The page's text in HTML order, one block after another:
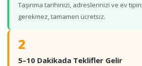
Taşınma tarihinizi, adreslerinizi ve ev
gerekmez, tamamen ücretsiz.
2
5–10 Dakikada Teklifler Gelir